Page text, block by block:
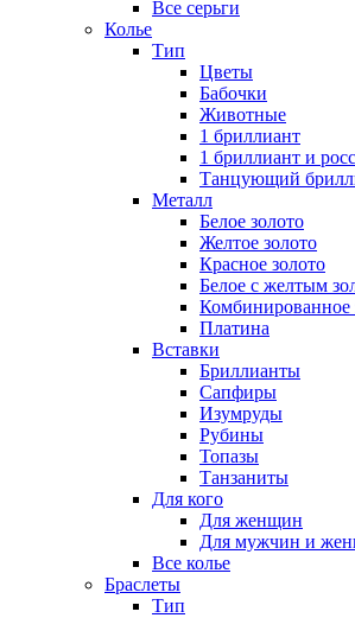
Все серьги
Колье
Тип
Цветы
Бабочки
Животные
1 бриллиант
1 бриллиант и
Танцующий
Металл
Белое золото
Желтое золото
Красное золото
Белое с желтым
Комбинированное
Платина
Вставки
Бриллианты
Сапфиры
Изумруды
Рубины
Топазы
Танзаниты
Для кого
Для женщин
Для мужчин и
Все колье
Браслеты
Тип